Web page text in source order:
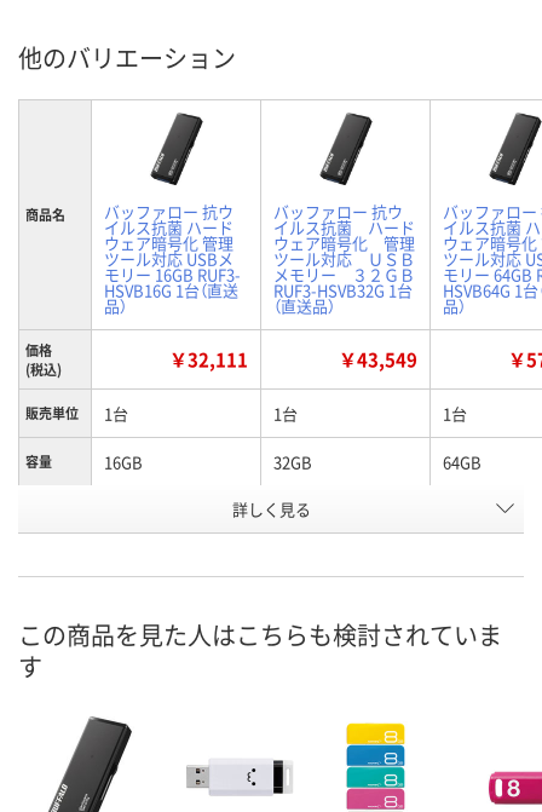
他のバリエーション
商品名 バッファロー 抗ウ
イルス抗菌 ハード
ウェア暗号化 管理
ツール対応 USBメ
モリー 16GB RUF3-
HSVB16G 1台（直送
品）
バッファロー 抗ウ
イルス抗菌 ハード
ウェア暗号化 管理
ツール対応 ＵＳＢ
メモリー ３２ＧＢ
RUF3-HSVB32G 1台
（直送品）
バッファロー
イルス抗菌
ウェア暗号化
ツール対応
モリー 64GB
HSVB64G 1台
品）
価格
(税込)
￥32,111 ￥43,549 ￥
販売単位 1台 1台 1台
容量 16GB 32GB 64GB
WN08457 WN08461
（次回入荷日未定）
カゴへ
詳しく見る
この商品を見た人はこちらも検討されていま
す